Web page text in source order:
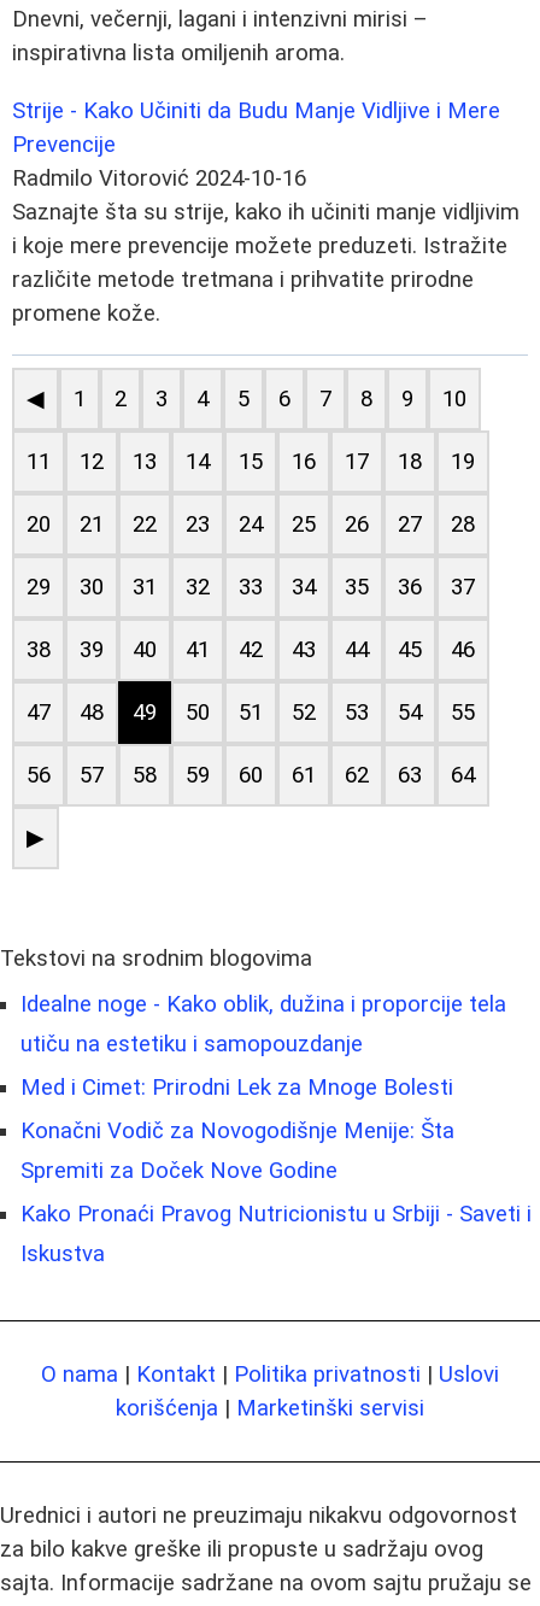
Dnevni, večernji, lagani i intenzivni mirisi –
inspirativna lista omiljenih aroma.
Strije - Kako Učiniti da Budu Manje Vidljive i Mere
Prevencije
Radmilo Vitorović 2024-10-16
Saznajte šta su strije, kako ih učiniti manje vidljivim
i koje mere prevencije možete preduzeti. Istražite
različite metode tretmana i prihvatite prirodne
promene kože.
◀ 1 2 3 4 5 6 7 8 9 10
11 12 13 14 15 16 17 18 19
20 21 22 23 24 25 26 27 28
29 30 31 32 33 34 35 36 37
38 39 40 41 42 43 44 45 46
47 48 49 50 51 52 53 54 55
56 57 58 59 60 61 62 63 64
▶
Tekstovi na srodnim blogovima
Idealne noge - Kako oblik, dužina i proporcije tela
utiču na estetiku i samopouzdanje
Med i Cimet: Prirodni Lek za Mnoge Bolesti
Konačni Vodič za Novogodišnje Menije: Šta
Spremiti za Doček Nove Godine
Kako Pronaći Pravog Nutricionistu u Srbiji - Saveti i
Iskustva
O nama | Kontakt | Politika privatnosti | Uslovi
korišćenja | Marketinški servisi
Urednici i autori ne preuzimaju nikakvu odgovornost
za bilo kakve greške ili propuste u sadržaju ovog
sajta. Informacije sadržane na ovom sajtu pružaju se